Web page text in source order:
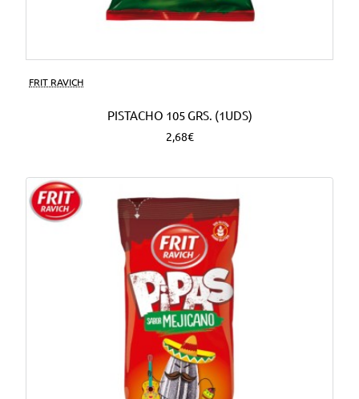
FRIT RAVICH
PISTACHO 105 GRS. (1UDS)
2,68€